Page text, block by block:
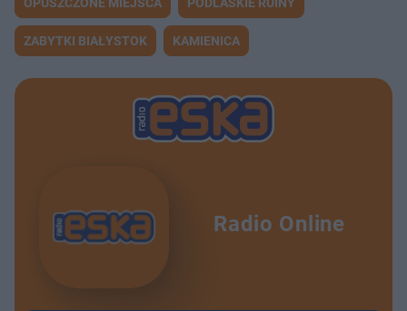
ZABYTKI BIAŁYSTOK KAMIENICA
Radio Online